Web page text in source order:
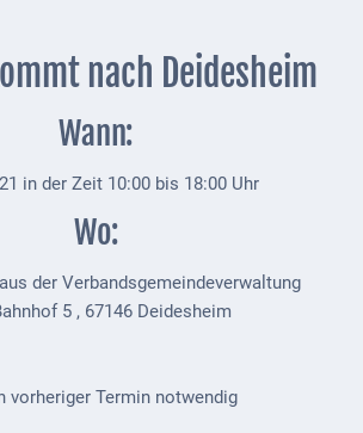
nach Deidesheim
Wann:
in der Zeit 10:00 bis 18:00 Uhr
Wo:
der Verbandsgemeindeverwaltung
5 , 67146 Deidesheim
vorheriger Termin notwendig